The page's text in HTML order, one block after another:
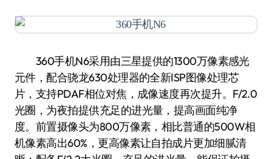
360手机N6采用由三星提供的1300万像素感光
元件，配合骁龙630处理器的全新ISP图像处理芯
片，支持PDAF相位对焦，成像速度再次提升。F/2.0
光圈，为夜拍提供充足的进光量，提高画面纯净
度。前置摄像头为800万像素，相比普通的500W相
机像素高出60%，更高像素让自拍成片更加细腻清